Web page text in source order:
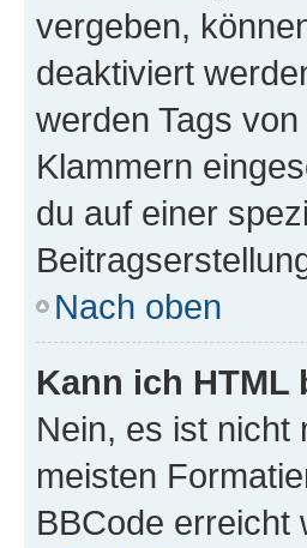
vergeben,
deaktiviert
werden Tags von
Klammern
du auf einer
Nach oben
Kann ich HTML
Nein, es ist nicht
meisten
BBCode erreicht